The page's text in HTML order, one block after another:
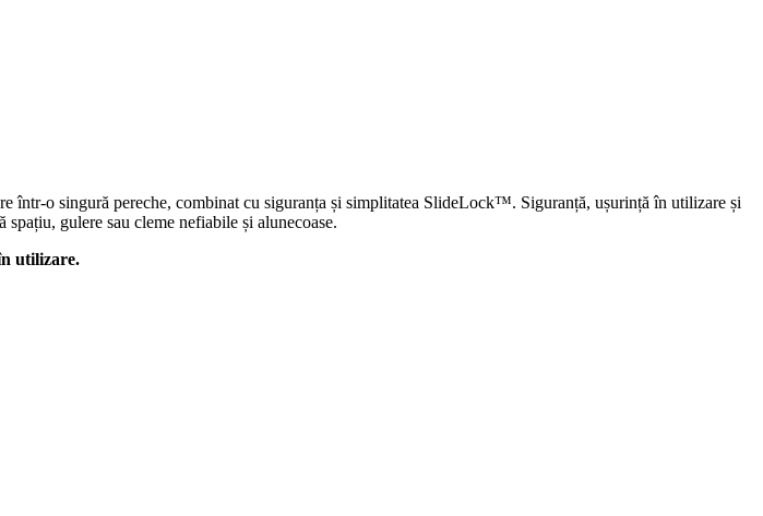
într-o singură pereche, combinat cu siguranța și simplitatea SlideLock™. Siguranță, ușurință în utilizare și
gulere sau cleme nefiabile și alunecoase.
utilizare.